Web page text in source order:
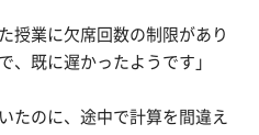
授業に欠席回数の制限があり
、既に遅かったようです」
たのに、途中で計算を間違え